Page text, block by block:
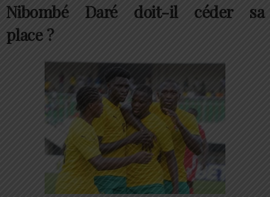
Nibombé Daré doit-il céder sa
place ?